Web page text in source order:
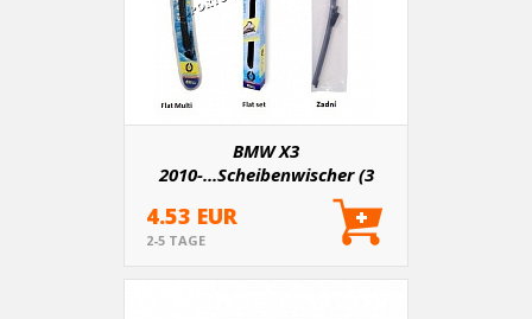
BMW X3
2010-...Scheibenwischer (3
4.53 EUR
2-5 TAGE